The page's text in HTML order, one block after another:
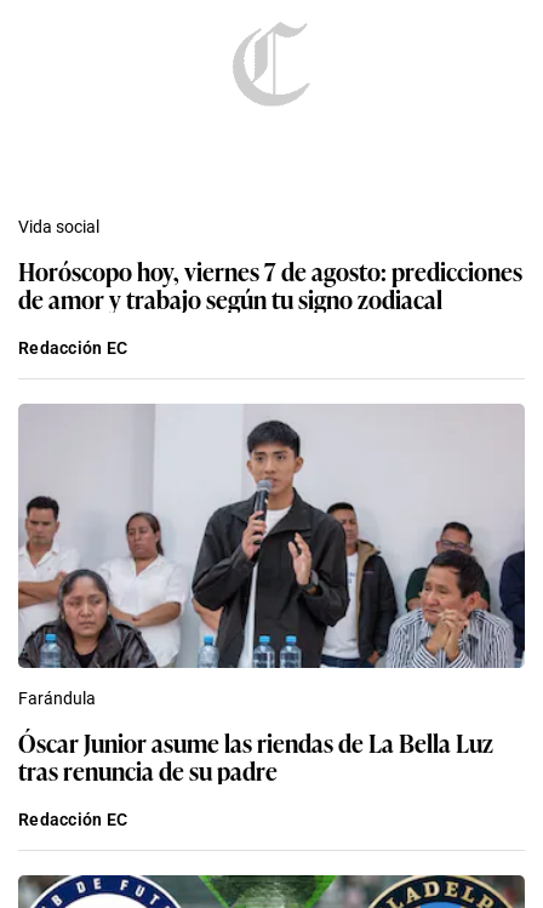
Vida social
Horóscopo hoy, viernes 7 de agosto: predicciones
de amor y trabajo según tu signo zodiacal
Redacción EC
Farándula
Óscar Junior asume las riendas de La Bella Luz
tras renuncia de su padre
Redacción EC